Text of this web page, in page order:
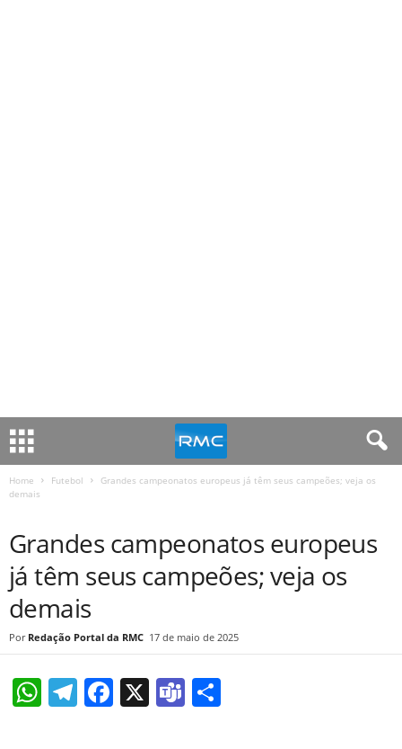
Home Futebol
Grandes campeonatos europeus já têm seus campeões; veja os
demais
Grandes campeonatos europeus
já têm seus campeões; veja os
demais
Redação Portal da RMC 17 de maio de 2025
W
T
F
X
T